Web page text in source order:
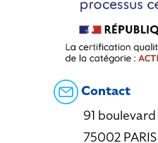
Contact
91
75002 PARIS